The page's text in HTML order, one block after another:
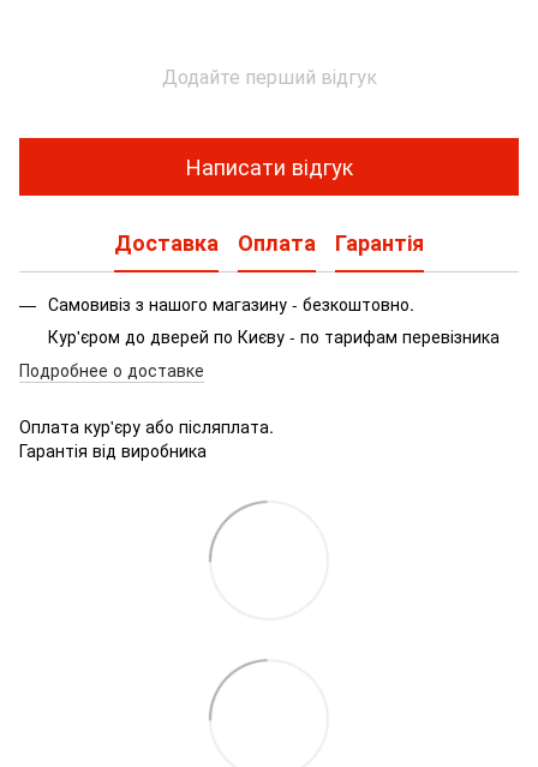
Додайте перший відгук
Написати відгук
Доставка Оплата Гарантія
Самовивіз з нашого магазину - безкоштовно.
Кур'єром до дверей по Києву - по тарифам перевізника
Подробнее о доставке
Оплата кур'єру або післяплата.
Гарантія від виробника